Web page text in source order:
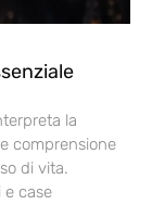
la
comprensione
di vita.
e case